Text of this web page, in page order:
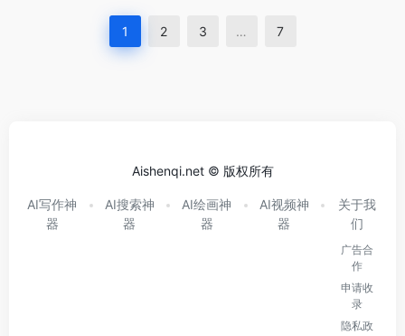
1 2 3 … 7
Aishenqi.net © 版权所有
AI写作神
器
AI搜索神
器
AI绘画神
器
AI视频神
器
关于我
们
广告合
作
申请收
录
隐私政